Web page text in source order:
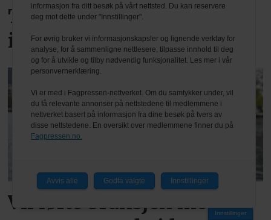
Tar metallsløyd tilbake
inn i skolen
Vil løfte bransjen medInnstillinger
informasjon fra ditt besøk på vårt nettsted. Du kan reservere
deg mot dette under "Innstillinger".
For øvrig bruker vi informasjonskapsler og lignende verktøy for
analyse, for å sammenligne nettlesere, tilpasse innhold til deg
og for å utvikle og tilby nødvendig funksjonalitet. Les mer i vår
personvernerklæring.
Vi er med i Fagpressen-nettverket. Om du samtykker under, vil
du få relevante annonser på nettstedene til medlemmene i
nettverket basert på informasjon fra dine besøk på tvers av
disse nettstedene. En oversikt over medlemmene finner du på
Fagpressen.no.
Avvis alle Godta valgte Innstillinger